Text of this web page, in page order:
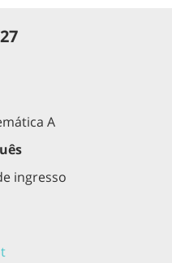
A
ingresso